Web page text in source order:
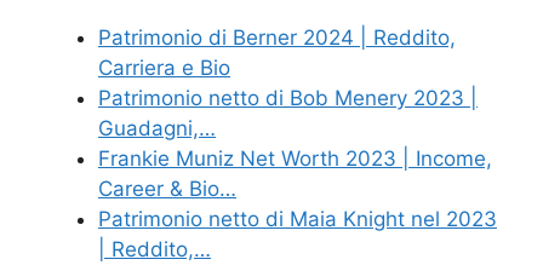
Patrimonio di Berner 2024 | Reddito,
Carriera e Bio
Patrimonio netto di Bob Menery 2023 |
Guadagni,…
Frankie Muniz Net Worth 2023 | Income,
Career & Bio…
Patrimonio netto di Maia Knight nel 2023
| Reddito,…